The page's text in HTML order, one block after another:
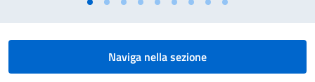
Naviga nella sezione